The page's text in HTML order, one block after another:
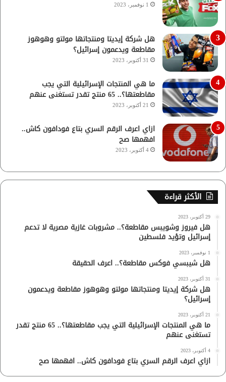
1 نوفمبر، 2023
هل شركة إيديتا ومنتجاتها مولتو وهوهوز
مقاطعة ويدعمون إسرائيل؟
31 أكتوبر، 2023
ما هي المنتجات الإسرائيلية التي يجب
مقاطعتها؟.. 65 منتج تقدر تستغنى عنهم
21 أكتوبر، 2023
ازاي اعرف الرقم السري بتاع فودافون كاش..
افهمها صح
4 أكتوبر، 2023
الأكثر قراءة
29 أكتوبر، 2023
هل فيروز وشويبس مقاطعة؟.. مشروبات غازية مصرية لا تدعم
إسرائيل وتؤيد فلسطين
1 نوفمبر، 2023
هل شيبسي فوكس مقاطعة؟.. اعرف الحقيقة
31 أكتوبر، 2023
هل شركة إيديتا ومنتجاتها مولتو وهوهوز مقاطعة ويدعمون
إسرائيل؟
21 أكتوبر، 2023
ما هي المنتجات الإسرائيلية التي يجب مقاطعتها؟.. 65 منتج تقدر
تستغنى عنهم
4 أكتوبر، 2023
ازاي اعرف الرقم السري بتاع فودافون كاش.. افهمها صح